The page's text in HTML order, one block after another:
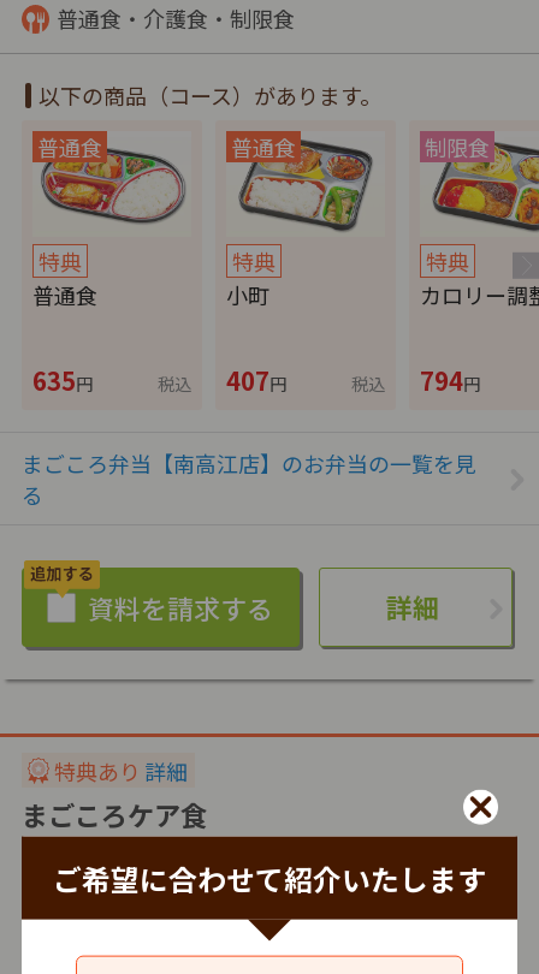
ご希望に合わせて紹介いたします
普通食・介護食・制限食
以下の商品（コース）があります。
特典
普通食
635円 税込
特典
小町
407円 税込
特典
カロリー調
794円
まごころ弁当【南高江店】のお弁当の一覧を見
る
詳細
特典あり 詳細
まごころケア食
冷凍